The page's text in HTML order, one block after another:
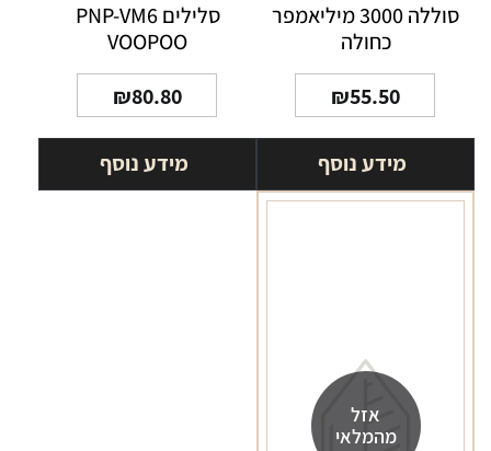
סוללה 3000 מיליאמפר
כחולה
₪55.50
מידע נוסף
סלילים PNP-VM6
VOOPOO
₪80.80
מידע נוסף
אזל
מהמלאי